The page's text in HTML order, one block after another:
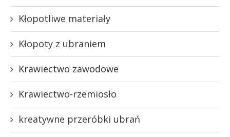
Kłopotliwe materiały
Kłopoty z ubraniem
Krawiectwo zawodowe
Krawiectwo-rzemiosło
kreatywne przeróbki ubrań